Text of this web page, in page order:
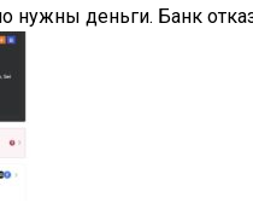
нужны деньги. Банк